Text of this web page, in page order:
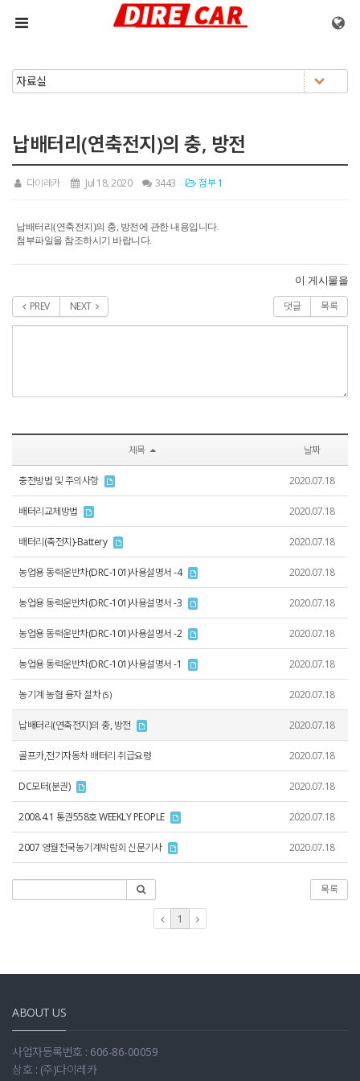
메뉴 건너뛰기
납배터리(연축전지)의 충, 방전
다이레카 Jul 18, 2020 3443 첨부 1
납배터리(연축전지)의 충, 방전에 관한 내용입니다.
첨부파일을 참조하시기 바랍니다.
이 게시물을
PREV NEXT 댓글 목록
제목 날짜
충전방법 및 주의사항 2020.07.18
배터리교체방법 2020.07.18
배터리(축전지)-Battery 2020.07.18
농업용 동력운반차(DRC-101)사용설명서 -4 2020.07.18
농업용 동력운반차(DRC-101)사용설명서 -3 2020.07.18
농업용 동력운반차(DRC-101)사용설명서 -2 2020.07.18
농업용 동력운반차(DRC-101)사용설명서 -1 2020.07.18
농기계 농협 융자 절차 (5) 2020.07.18
납배터리(연축전지)의 충, 방전 2020.07.18
골프카,전기자동차 배터리 취급요령 2020.07.18
DC모터(분권) 2020.07.18
2008.4.1 통권558호 WEEKLY PEOPLE 2020.07.18
2007 영월전국농기계박람회 신문기사 2020.07.18
목록
1
ABOUT US
사업자등록번호 : 606-86-00059
상호 : (주)다이레카